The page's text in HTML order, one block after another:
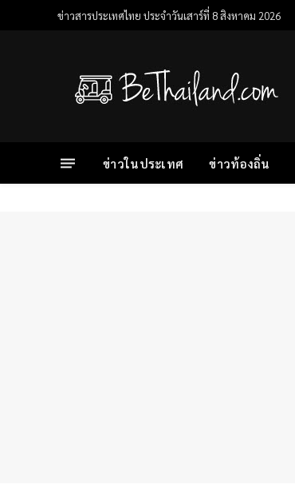
ข่าวสารประเทศไทย ประจำวันเสาร์ที่ 8 สิงหาคม 2026
ข่าวในประเทศ ข่าวท้องถิ่น